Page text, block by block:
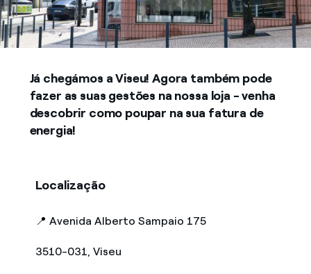
Já chegámos a Viseu! Agora também pode
fazer as suas gestões na nossa loja - venha
descobrir como poupar na sua fatura de
energia!
Localização
📍 Avenida Alberto Sampaio 175
3510-031, Viseu